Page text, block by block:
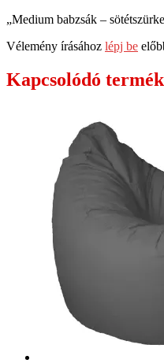
„Medium babzsák –
Vélemény írásához lépj be
Kapcsolódó